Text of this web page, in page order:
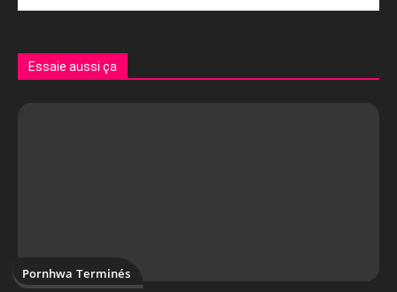
Essaie aussi ça
Pornhwa Terminés